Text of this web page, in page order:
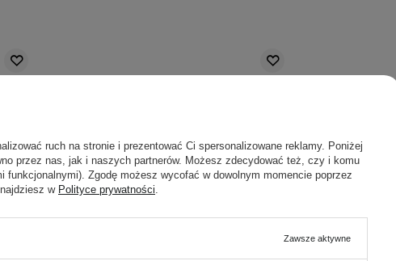
ruch na stronie i prezentować Ci spersonalizowane reklamy. Poniżej
przez nas, jak i naszych partnerów. Możesz zdecydować też, czy i komu
Zgodę możesz wycofać w dowolnym momencie poprzez
w Polityce prywatności.
Zawsze aktywne